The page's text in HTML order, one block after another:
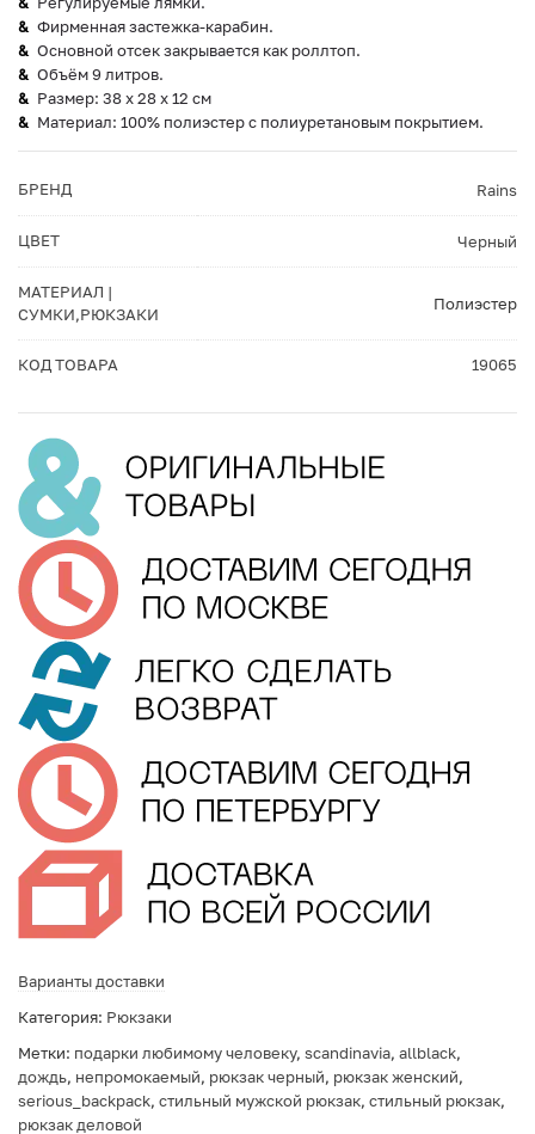
Фирменная застежка-карабин.
Основной отсек закрывается как роллтоп.
Объём 9 литров.
Размер: 38 x 28 x 12 см
Материал: 100% полиэстер с полиуретановым покрытием.
БРЕНД Rains
ЦВЕТ Черный
МАТЕРИАЛ |
СУМКИ,РЮКЗАКИ
Полиэстер
КОД ТОВАРА 19065
Варианты доставки
Категория: Рюкзаки
Метки: подарки любимому человеку, scandinavia, allblack,
дождь, непромокаемый, рюкзак черный, рюкзак женский,
serious_backpack, стильный мужской рюкзак, стильный рюкзак,
рюкзак деловой